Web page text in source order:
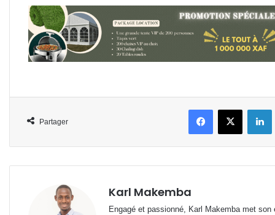
Partager
FacebookX
Karl Makemba
Engagé et passionné, Karl Makemba met